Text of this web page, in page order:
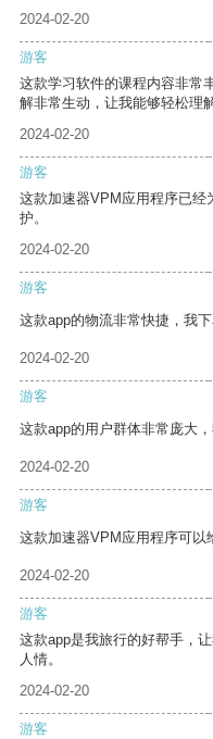
2024-02-20
游客
这款学习软件的课程内容非常
解非常生动，让我能够轻松理
2024-02-20
游客
这款加速器VPM应用程序已经
护。
2024-02-20
游客
这款app的物流非常快捷，我
2024-02-20
游客
这款app的用户群体非常庞大
2024-02-20
游客
这款加速器VPM应用程序可以
2024-02-20
游客
这款app是我旅行的好帮手，
人情。
2024-02-20
游客